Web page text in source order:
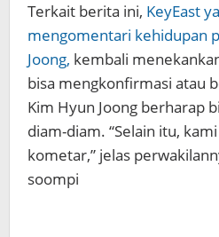
Terkait berita ini, KeyEast
mengomentari kehidupan
Joong, kembali
bisa mengkonfirmasi atau
Kim Hyun Joong berharap
diam-diam. “Selain itu,
kometar,” jelas
soompi